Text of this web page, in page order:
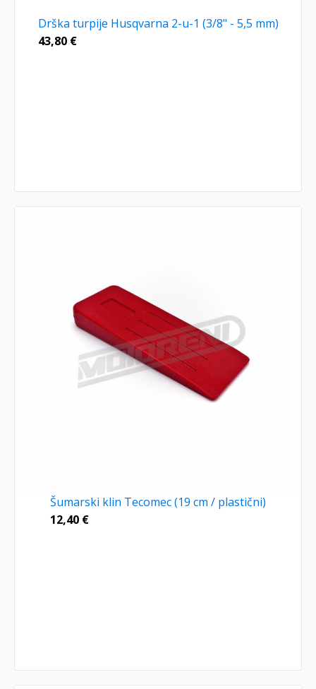
Drška turpije Husqvarna 2-u-1 (3/8" - 5,5 mm)
43,80 €
Šumarski klin Tecomec (19 cm / plastični)
12,40 €